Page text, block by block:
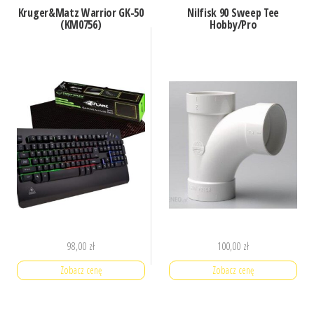
Kruger&Matz Warrior GK-50
(KM0756)
98,00 zł
Zobacz cenę
Nilfisk 90 Sweep Tee
Hobby/Pro
100,00 zł
Zobacz cenę